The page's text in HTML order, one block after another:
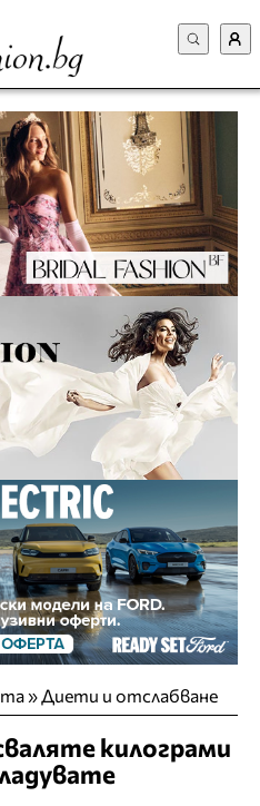
»Диети и отслабване
килограми